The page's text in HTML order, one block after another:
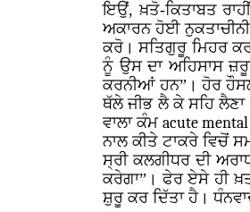
ਇਉਂ, ਖ਼ਤੋ-ਕਿਤਾਬਤ
ਅਕਾਰਨ ਹੋਈ
ਕਰੋ। ਸਤਿਗੁਰੂ ਮਿਹਰ
ਨੂੰ ਉਸ ਦਾ ਅਹਿਸਾਸ
ਕਰਨੀਆਂ ਹਨ”। ਹੋਰ
ਥੱਲੇ ਜੀਭ ਲੈ ਕੇ ਸਹਿ ਲੈਣਾ
ਵਾਲਾ ਕੰਮacute
ਨਾਲ ਕੀਤੇ ਟਾਕਰੇ ਵਿਚੋਂ
ਸ੍ਰੀ ਕਲਗੀਧਰ ਦੀ
ਕਰੇਗਾ”। ਫੇਰ ਏਸੇ ਹੀ
ਸ਼ੁਰੂ ਕਰ ਦਿੱਤਾ ਹੈ।